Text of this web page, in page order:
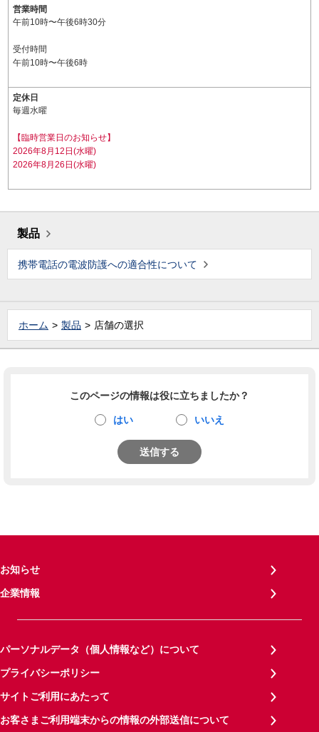
営業時間
午前10時〜午後6時30分
受付時間
午前10時〜午後6時
定休日
毎週水曜
【臨時営業日のお知らせ】
2026年8月12日(水曜)
2026年8月26日(水曜)
製品
携帯電話の電波防護への適合性について
ホーム 製品 店舗の選択
このページの情報は役に立ちましたか？
はい いいえ
送信する
お知らせ
企業情報
パーソナルデータ（個人情報など）について
プライバシーポリシー
サイトご利用にあたって
お客さまご利用端末からの情報の外部送信について